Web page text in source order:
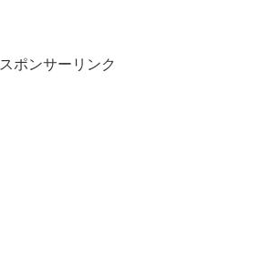
スポンサーリンク